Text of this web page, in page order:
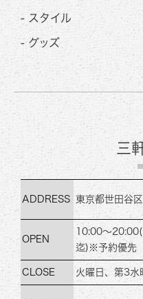
- スタイル
- グッズ
三
ADDRESS 東京都世田谷
OPEN
10:00～20:00
迄) ※予約優先
CLOSE 火曜日、第3水